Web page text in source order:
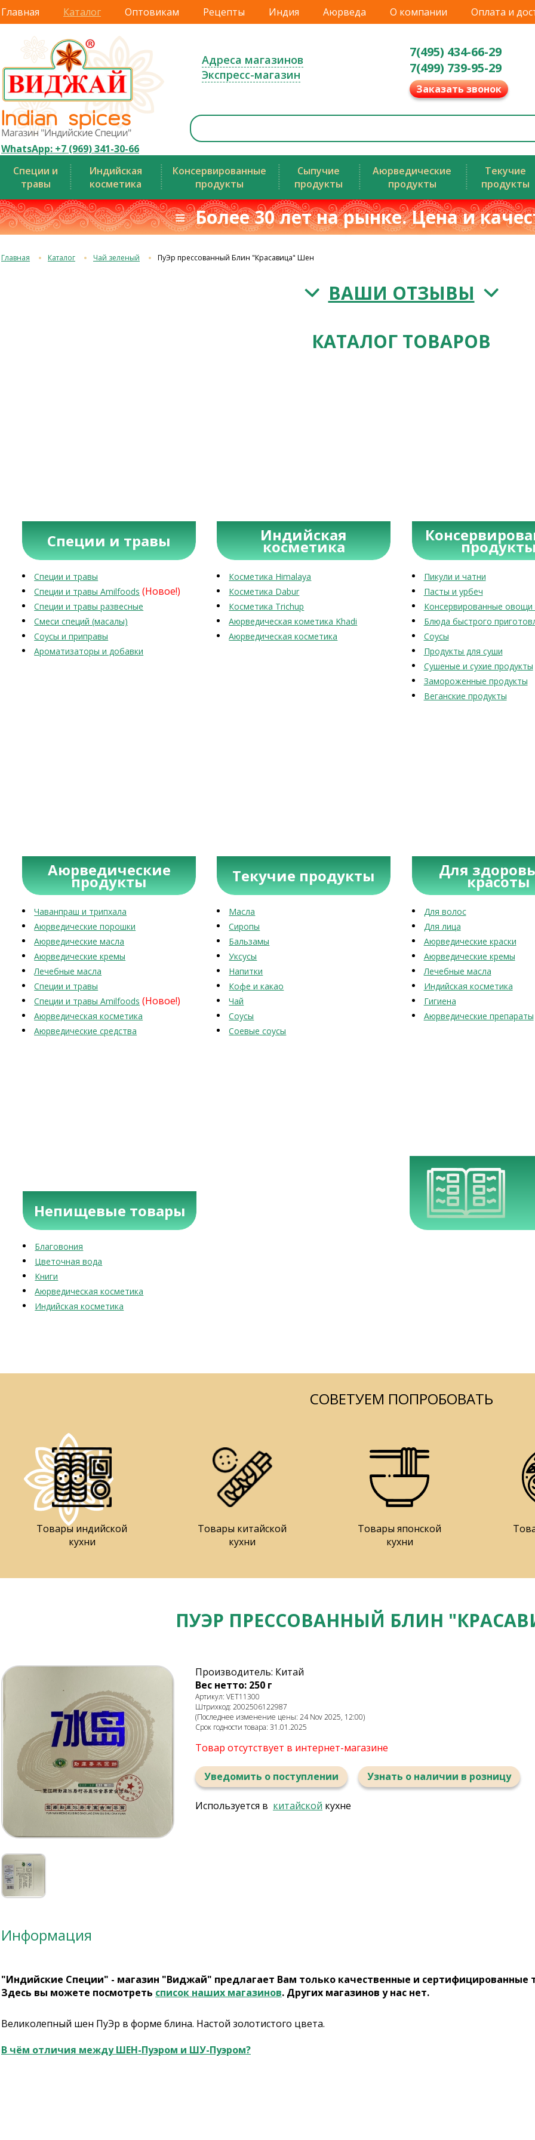
Главная Каталог Оптовикам Рецепты Индия Аюрведа О компании Оплата и
WhatsApp: +7 (969) 341-30-66
Адреса магазинов
Экспресс-магазин
7(495) 434-66-29
7(499) 739-95-29
Заказать звонок
Специи и
травы
Индийская
косметика
Консервированные
продукты
Сыпучие
продукты
Аюрведические
продукты
Текучие
продукты
≡ Более 30 лет на рынке. Цена и
Главная Каталог Чай зеленый ПуЭр прессованный Блин "Красавица" Шен
ВАШИ ОТЗЫВЫ
КАТАЛОГ ТОВАРОВ
Специи и травы
Специи и травы
Специи и травы Amilfoods (Новое!)
Специи и травы развесные
Смеси специй (масалы)
Соусы и приправы
Ароматизаторы и добавки
Индийская
косметика
Косметика Himalaya
Косметика Dabur
Косметика Trichup
Аюрведическая кометика Khadi
Аюрведическая косметика
Пикули и чатни
Пасты и урбеч
Консервированные овощи
Блюда быстрого
Соусы
Продукты для суши
Сушеные и сухие продукты
Замороженные продукты
Веганские продукты
Аюрведические
продукты
Чаванпраш и трипхала
Аюрведические порошки
Аюрведические масла
Аюрведические кремы
Лечебные масла
Специи и травы
Специи и травы Amilfoods (Новое!)
Аюрведическая косметика
Аюрведические средства
Текучие продукты
Масла
Сиропы
Бальзамы
Уксусы
Напитки
Кофе и какао
Чай
Соусы
Соевые соусы
Для
красоты
Для волос
Для лица
Аюрведические краски
Аюрведические кремы
Лечебные масла
Индийская косметика
Гигиена
Аюрведические препараты
Непищевые товары
Благовония
Цветочная вода
Книги
Аюрведическая косметика
Индийская косметика
СОВЕТУЕМ ПОПРОБОВАТЬ
Товары индийской
кухни
Товары китайской
кухни
Товары японской
кухни
ПУЭР ПРЕССОВАННЫЙ БЛИН
Производитель: Китай
Вес нетто: 250 г
Артикул: VET11300
Штрихкод: 2002506122987
(Последнее изменение цены: 24 Nov 2025, 12:00)
Срок годности товара: 31.01.2025
Товар отсутствует в интернет-магазине
Уведомить о поступлении Узнать о наличии в розницу
Используется в китайской кухне
Информация
"Индийские Специи" - магазин "Виджай" предлагает Вам только качественные и сертифицированные
Здесь вы можете посмотреть список наших магазинов. Других магазинов у нас нет.
Великолепный шен ПуЭр в форме блина. Настой золотистого цвета.
В чём отличия между ШЕН-Пуэром и ШУ-Пуэром?